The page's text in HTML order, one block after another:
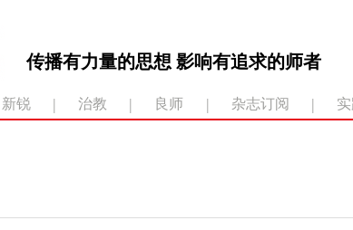
传播有力量的思想 影响有追求的师者
新锐 | 治教 | 良师 | 杂志订阅 |